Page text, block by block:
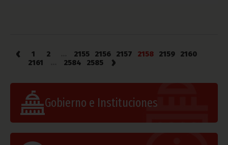
‹ 1 2 2155 2156 2157 2158 2159
2160
2161
2584 2585 ›
Gobierno e Instituciones